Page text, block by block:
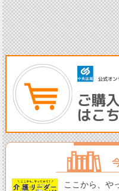
ここから、や